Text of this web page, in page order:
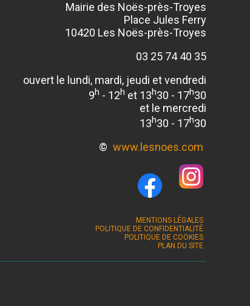
Mairie des Noës-près-Troyes
Place Jules Ferry
10420 Les Noës-près-Troyes
03 25 74 40 35
ouvert le lundi, mardi, jeudi et vendredi
9h - 12h et 13h30 - 17h30
et le mercredi
13h30 - 17h30
© www.lesnoes.com
MENTIONS LÉGALES
POLITIQUE DE CONFIDENTIALITÉ
POLITIQUE DE COOKIES
PLAN DU SITE